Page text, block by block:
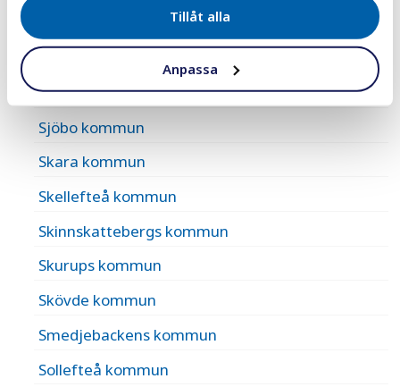
Tillåt alla
Anpassa
Sandvikens kommun
Simrishamns kommun
Sjöbo kommun
Skara kommun
Skellefteå kommun
Skinnskattebergs kommun
Skurups kommun
Skövde kommun
Smedjebackens kommun
Sollefteå kommun